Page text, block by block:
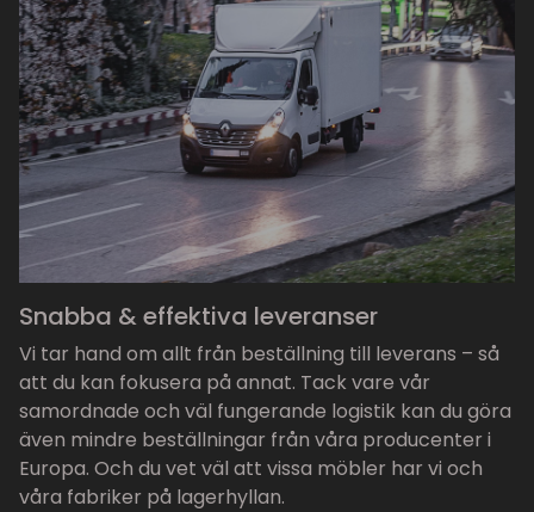
Snabba & effektiva leveranser
Vi tar hand om allt från beställning till leverans – så
att du kan fokusera på annat. Tack vare vår
samordnade och väl fungerande logistik kan du göra
även mindre beställningar från våra producenter i
Europa. Och du vet väl att vissa möbler har vi och
våra fabriker på lagerhyllan.